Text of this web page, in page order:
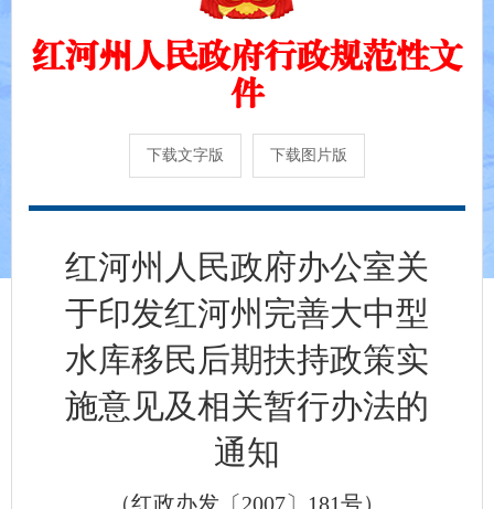
红河州人民政府行政规范性文
件
下载文字版 下载图片版
红河州人民政府办公室关
于印发红河州完善大中型
水库移民后期扶持政策实
施意见及相关暂行办法的
通知
（红政办发〔2007〕181号）